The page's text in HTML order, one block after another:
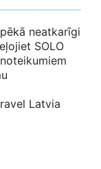
neatkarīgi
SOLO
Latvia